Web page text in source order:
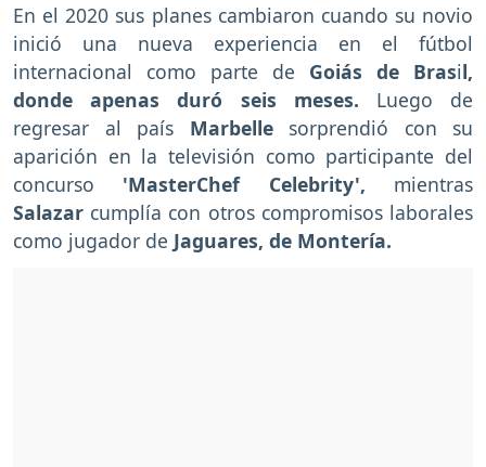
En el 2020 sus planes cambiaron cuando su novio
inició una nueva experiencia en el fútbol
internacional como parte de Goiás de Brasil,
donde apenas duró seis meses. Luego de
regresar al país Marbelle sorprendió con su
aparición en la televisión como participante del
concurso 'MasterChef Celebrity', mientras
Salazar cumplía con otros compromisos laborales
como jugador de Jaguares, de Montería.